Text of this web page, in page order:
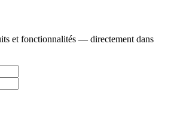
et fonctionnalités — directement dans